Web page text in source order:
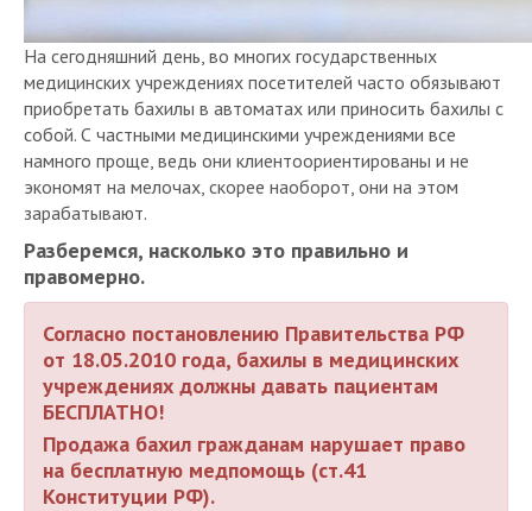
На сегодняшний день, во многих государственных
медицинских учреждениях посетителей часто обязывают
приобретать бахилы в автоматах или приносить бахилы с
собой. С частными медицинскими учреждениями все
намного проще, ведь они клиентоориентированы и не
экономят на мелочах, скорее наоборот, они на этом
зарабатывают.
Разберемся, насколько это правильно и
правомерно.
Согласно постановлению Правительства РФ
от 18.05.2010 года, бахилы в медицинских
учреждениях должны давать пациентам
БЕСПЛАТНО!
Продажа бахил гражданам нарушает право
на бесплатную медпомощь (ст.41
Конституции РФ).